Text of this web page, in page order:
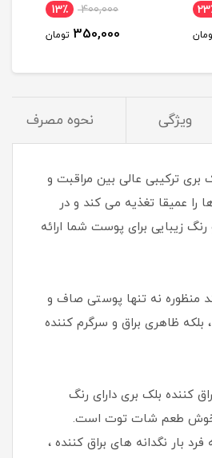
400,000 13٪
350,000 تومان
ویژگی نحوه مصرف
بری ترکیبی عالی بین مراقبت و
را عمیقا تغذیه می کند و در
زیبایی برای پوست شما ارائه
منظوره نه تنها پوستی صاف و
بلکه ظاهری براق و سرگرم کننده
کننده بلک بری دارای رنگ
خوش طعم شات توت است.
بار نگدانه های براق کننده ،